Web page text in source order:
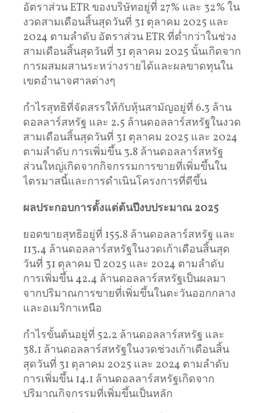
อัตราส่วน ETR ของบริษัทอยู่ที่ 27% และ 32% ใน
งวดสามเดือนสิ้นสุดวันที่ 31 ตุลาคม 2025 และ
2024 ตามลำดับ อัตราส่วน ETR ที่ต่ำกว่าในช่วง
สามเดือนสิ้นสุดวันที่ 31 ตุลาคม 2025 นั้นเกิดจาก
การผสมผสานระหว่างรายได้และผลขาดทุนใน
เขตอำนาจศาลต่างๆ
กำไรสุทธิที่จัดสรรให้กับหุ้นสามัญอยู่ที่ 6.3 ล้าน
ดอลลาร์สหรัฐ และ 2.5 ล้านดอลลาร์สหรัฐในงวด
สามเดือนสิ้นสุดวันที่ 31 ตุลาคม 2025 และ 2024
ตามลำดับ การเพิ่มขึ้น 3.8 ล้านดอลลาร์สหรัฐ
ส่วนใหญ่เกิดจากกิจกรรมการขายที่เพิ่มขึ้นใน
ไตรมาสนี้และการดำเนินโครงการที่ดีขึ้น
ผลประกอบการตั้งแต่ต้นปีงบประมาณ 2025
ยอดขายสุทธิอยู่ที่ 155.8 ล้านดอลลาร์สหรัฐ และ
113.4 ล้านดอลลาร์สหรัฐในงวดเก้าเดือนสิ้นสุด
วันที่ 31 ตุลาคม ปี 2025 และ 2024 ตามลำดับ
การเพิ่มขึ้น 42.4 ล้านดอลลาร์สหรัฐเป็นผลมา
จากปริมาณการขายที่เพิ่มขึ้นในตะวันออกกลาง
และอเมริกาเหนือ
กำไรขั้นต้นอยู่ที่ 52.2 ล้านดอลลาร์สหรัฐ และ
38.1 ล้านดอลลาร์สหรัฐในงวดช่วงเก้าเดือนสิ้น
สุดวันที่ 31 ตุลาคม 2025 และ 2024 ตามลำดับ
การเพิ่มขึ้น 14.1 ล้านดอลลาร์สหรัฐเกิดจาก
ปริมาณกิจกรรมที่เพิ่มขึ้นเป็นหลัก